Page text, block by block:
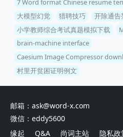
7 Word format Chinese resume
大模型幻觉
猎聘技巧
开除通告
小学教师综合考试真题模拟下载
brain-machine interface
Caesium Image Compressor
村里开贫困证明例文
邮箱：ask@word-x.com
微信：eddy5600
缘起
Q&A 尚词主站 隐私政